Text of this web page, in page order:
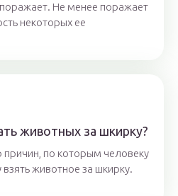
Не менее поражает
некоторых ее
животных за шкирку?
причин, по которым человеку
животное за шкирку.